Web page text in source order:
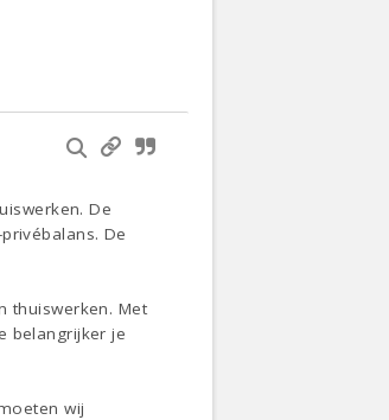
De
De
thuiswerken. Met
belangrijker je
wij